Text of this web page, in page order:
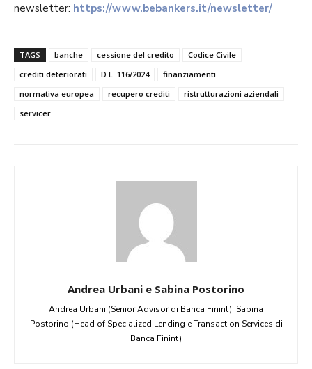
newsletter: https://www.bebankers.it/newsletter/
TAGS banche cessione del credito
Codice Civile
crediti deteriorati
D.L. 116/2024
finanziamenti
normativa europea
recupero crediti
ristrutturazioni aziendali
servicer
Andrea Urbani e Sabina Postorino
Andrea Urbani (Senior Advisor di Banca Finint). Sabina
Postorino (Head of Specialized Lending e Transaction Services di
Banca Finint)